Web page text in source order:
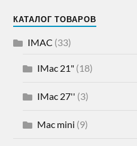
КАТАЛОГ ТОВАРОВ
IMAC (33)
IMac 21" (18)
IMac 27'' (3)
Mac mini (9)